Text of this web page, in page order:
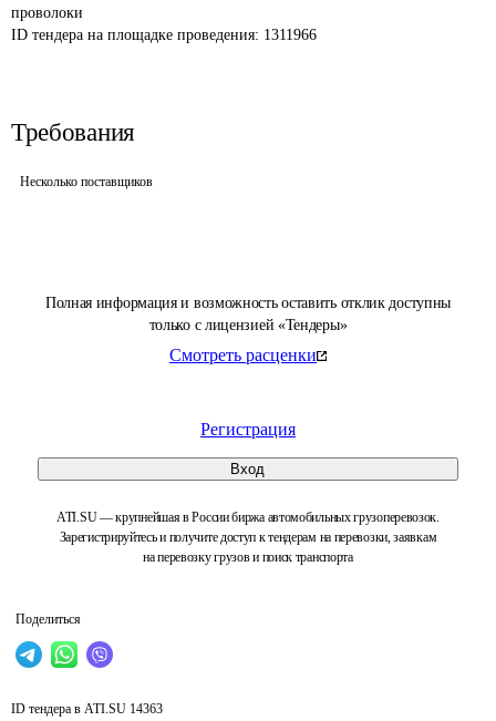
Полная информация и возможность оставить отклик доступны
только с лицензией «Тендеры»
Смотреть расценки
Регистрация
Вход
ATI.SU — крупнейшая в России биржа автомобильных грузоперевозок.
Зарегистрируйтесь и получите доступ к тендерам на перевозки, заявкам
на перевозку грузов и поиск транспорта
Поделиться
проволоки
ID тендера на площадке проведения: 1311966
Требования
Несколько поставщиков
ID тендера в ATI.SU 14363